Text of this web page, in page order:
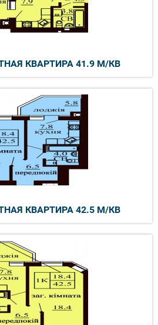
КВАРТИРА 41.9 М/КВ
КВАРТИРА 42.5 М/КВ